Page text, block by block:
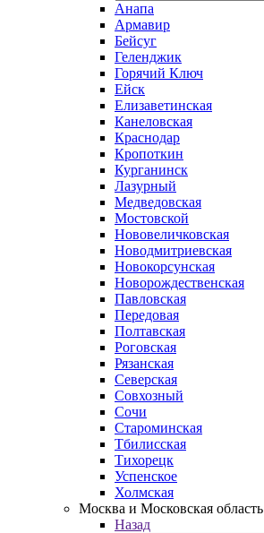
Анапа
Армавир
Бейсуг
Геленджик
Горячий Ключ
Ейск
Елизаветинская
Канеловская
Краснодар
Кропоткин
Курганинск
Лазурный
Медведовская
Мостовской
Нововеличковская
Новодмитриевская
Новокорсунская
Новорождественская
Павловская
Передовая
Полтавская
Роговская
Рязанская
Северская
Совхозный
Сочи
Староминская
Тбилисская
Тихорецк
Успенское
Холмская
Москва и Московская область
Назад